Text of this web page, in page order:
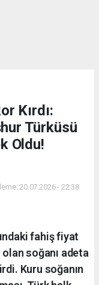
Kırdı:
Türküsü
Oldu!
20.07.2026 - 22:38
fahiş fiyat
olan soğanı adeta
Kuru soğanın